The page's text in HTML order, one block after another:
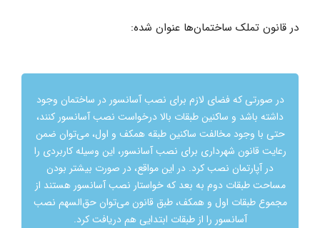
در قانون تملک ساختمان‌ها عنوان شده:
در صورتی که فضای لازم برای نصب آسانسور در ساختمان وجود
داشته باشد و ساکنین طبقات بالا درخواست نصب آسانسور کنند،
حتی با وجود مخالفت ساکنین طبقه همکف و اول، می‌توان ضمن
رعایت قانون شهرداری برای نصب آسانسور، این وسیله کاربردی را
در آپارتمان نصب کرد. در این مواقع، در صورت بیشتر بودن
مساحت طبقات دوم به بعد که خواستار نصب آسانسور هستند از
مجموع طبقات اول و همکف، طبق قانون می‌توان حق‌السهم نصب
آسانسور را از طبقات ابتدایی هم دریافت کرد.